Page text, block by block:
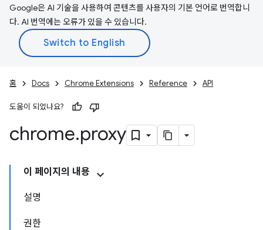
Google은 AI 기술을 사용하여 콘텐츠를 사용자의 기본 언어로 번역합니
다. AI 번역에는 오류가 있을 수 있습니다.
홈 Docs Chrome Extensions Reference API
도움이 되었나요?
chrome.proxy
이 페이지의 내용
설명
권한